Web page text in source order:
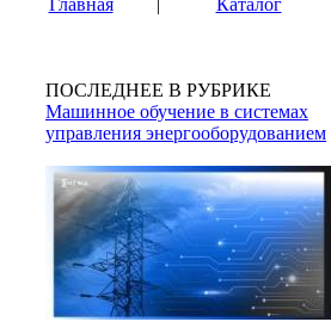
Главная | Каталог
ПОСЛЕДНЕЕ В РУБРИКЕ
Машинное обучение в системах
управления энергооборудованием